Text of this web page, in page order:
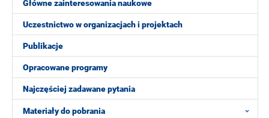
Główne zainteresowania naukowe
Uczestnictwo w organizacjach i projektach
Publikacje
Opracowane programy
Najczęściej zadawane pytania
Materiały do pobrania